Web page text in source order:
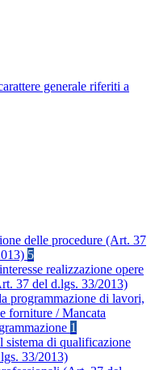
generale riferiti a
delle procedure (Art. 37
5
realizzazione opere
37 del d.lgs. 33/2013)
programmazione di lavori,
forniture / Mancata
1
sistema di qualificazione
33/2013)